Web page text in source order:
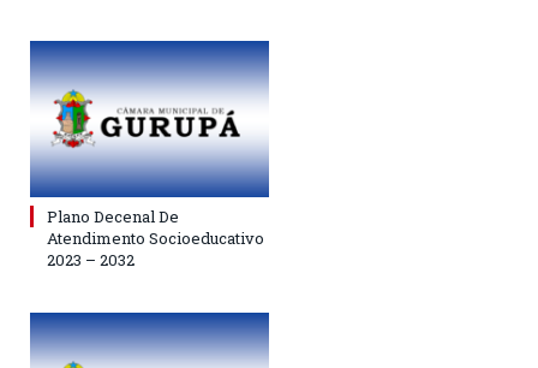
Plano Decenal De
Atendimento Socioeducativo
2023 – 2032